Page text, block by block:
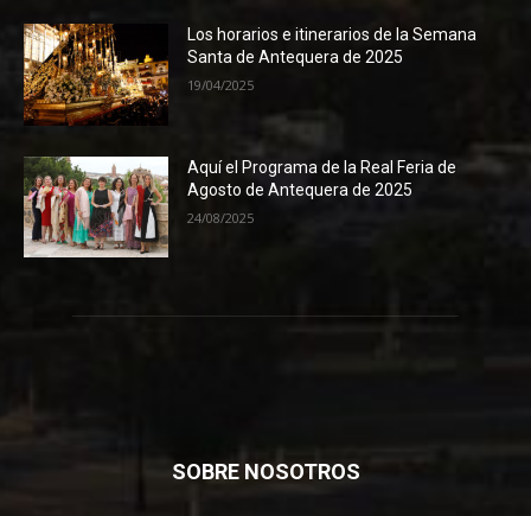
Los horarios e itinerarios de la Semana
Santa de Antequera de 2025
19/04/2025
Aquí el Programa de la Real Feria de
Agosto de Antequera de 2025
24/08/2025
SOBRE NOSOTROS